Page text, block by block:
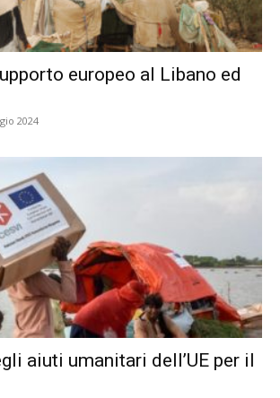
europeo al Libano ed
2024
aiuti umanitari dell’UE per il